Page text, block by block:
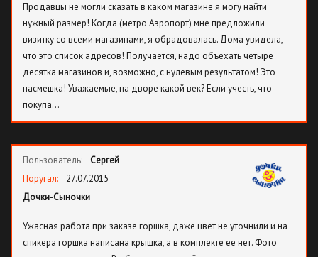
Продавцы не могли сказать в каком магазине я могу найти
нужный размер! Когда (метро Аэропорт) мне предложили
визитку со всеми магазинами, я обрадовалась. Дома увидела,
что это список адресов! Получается, надо объехать четыре
десятка магазинов и, возможно, с нулевым результатом! Это
насмешка! Уважаемые, на дворе какой век? Если учесть, что
покупа…
Пользователь:
Сергей
Поругал:
27.07.2015
Дочки-Сыночки
Ужасная работа при заказе горшка, даже цвет не уточнили и на
спикера горшка написана крышка, а в комплекте ее нет. Фото